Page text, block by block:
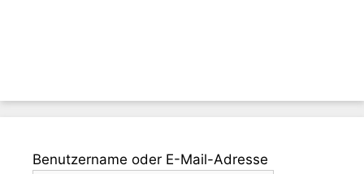
Benutzername oder E-Mail-Adresse